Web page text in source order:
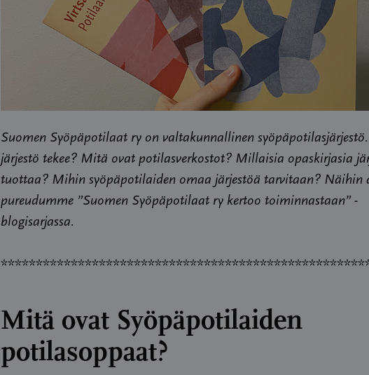
Suomen Syöpäpotilaat ry on valtakunnallinen
järjestö tekee? Mitä ovat potilasverkostot? Millaisia opaskirjasia
tuottaa? Mihin syöpäpotilaiden omaa järjestöä tarvitaan? Näihin
pureudumme ”Suomen Syöpäpotilaat ry kertoo toiminnastaan” -
blogisarjassa.
Mitä ovat Syöpäpotilaiden
potilasoppaat?